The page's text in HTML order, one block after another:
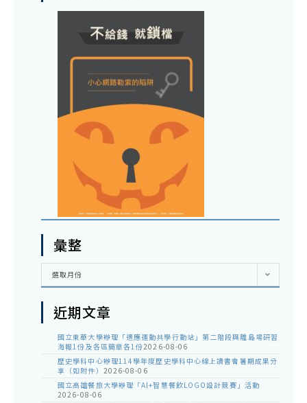
彙整
彙
選取月份
近期文章
國立東華大學辦理「適應運動共學行動站」第二階段與離島場研習
海報1份及各區簡章各1份2026-08-06
歷史學科中心辦理114學年度歷史學科中心線上讀書會暑期成果分
享（如附件） 2026-08-06
國立高雄餐旅大學辦理「AI+智慧餐飲LOGO設計競賽」活動
2026-08-06